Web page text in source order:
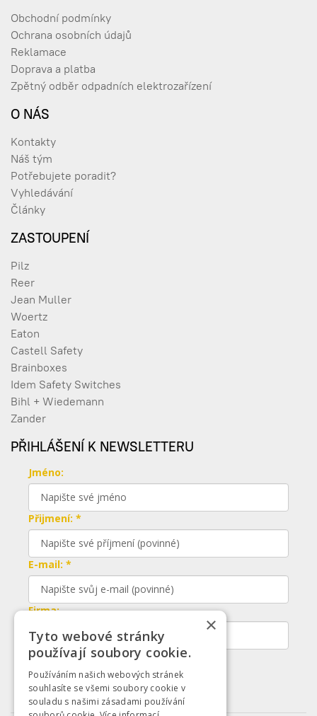
Obchodní podmínky
Ochrana osobních údajů
Reklamace
Doprava a platba
Zpětný odběr odpadních elektrozařízení
O NÁS
Kontakty
Náš tým
Potřebujete poradit?
Vyhledávání
Články
ZASTOUPENÍ
Pilz
Reer
Jean Muller
Woertz
Eaton
Castell Safety
Brainboxes
Idem Safety Switches
Bihl + Wiedemann
Zander
PŘIHLÁŠENÍ K NEWSLETTERU
Jméno:
Přijmení: *
E-mail: *
Firma:
Odeslat
×
Tyto webové stránky
používají soubory cookie.
Používáním našich webových stránek
souhlasíte se všemi soubory cookie v
souladu s našimi zásadami používání